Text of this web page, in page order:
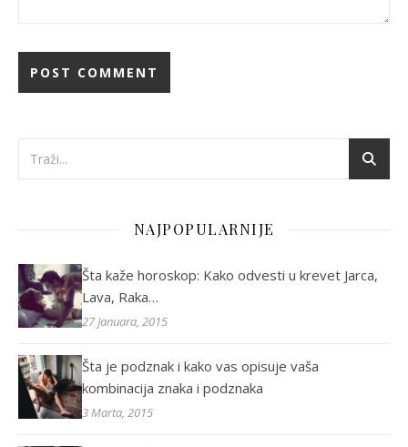
NAJPOPULARNIJE
Šta kaže horoskop: Kako odvesti u krevet Jarca,
Lava, Raka…
27 Januara, 2015
Šta je podznak i kako vas opisuje vaša
kombinacija znaka i podznaka
3 Marta, 2015